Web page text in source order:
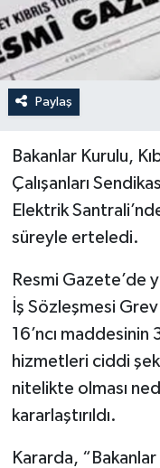
Paylaş
Bakanlar Kurulu,
Çalışanları
Elektrik
süreyle erteledi.
Resmi Gazete’de
İş Sözleşmesi Grev
16’ncı maddesinin
hizmetleri ciddi
nitelikte olması
kararlaştırıldı.
Kararda,